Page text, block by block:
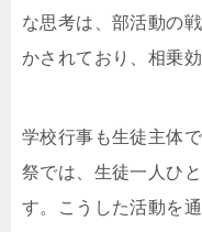
な思考は、部活動の
かされており、相乗
学校行事も生徒主体
祭では、生徒一人ひ
す。こうした活動を